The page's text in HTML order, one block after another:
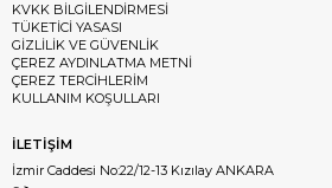
KVKK BİLGİLENDİRMESİ
TÜKETİCİ YASASI
GİZLİLİK VE GÜVENLİK
ÇEREZ AYDINLATMA METNİ
ÇEREZ TERCİHLERİM
KULLANIM KOŞULLARI
İLETİŞİM
İzmir Caddesi No:22/12-13 Kızılay ANKARA